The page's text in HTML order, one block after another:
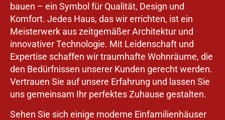
bauen – ein Symbol für Qualität, Design und
Komfort. Jedes Haus, das wir errichten, ist ein
Meisterwerk aus zeitgemäßer Architektur und
innovativer Technologie. Mit Leidenschaft und
Expertise schaffen wir traumhafte Wohnräume, die
den Bedürfnissen unserer Kunden gerecht werden.
Vertrauen Sie auf unsere Erfahrung und lassen Sie
uns gemeinsam Ihr perfektes Zuhause gestalten.
Sehen Sie sich einige moderne Einfamilienhäuser